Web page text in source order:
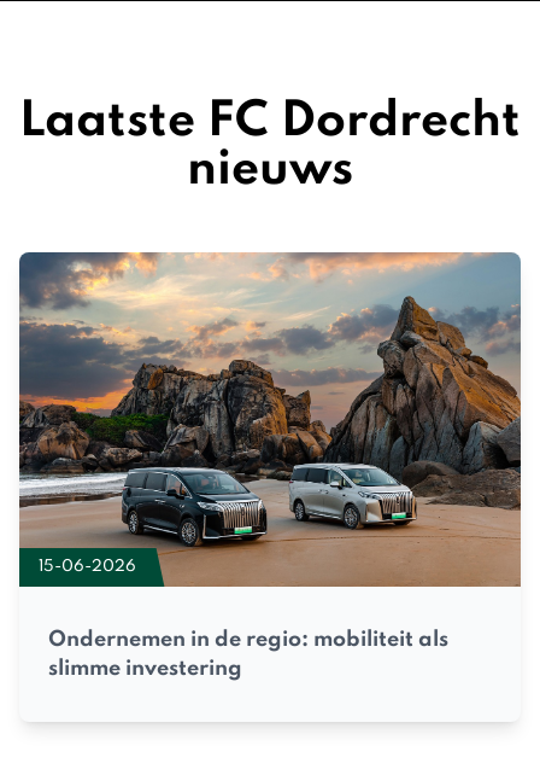
Laatste FC Dordrecht
nieuws
15-06-2026
Ondernemen in de regio: mobiliteit als
slimme investering